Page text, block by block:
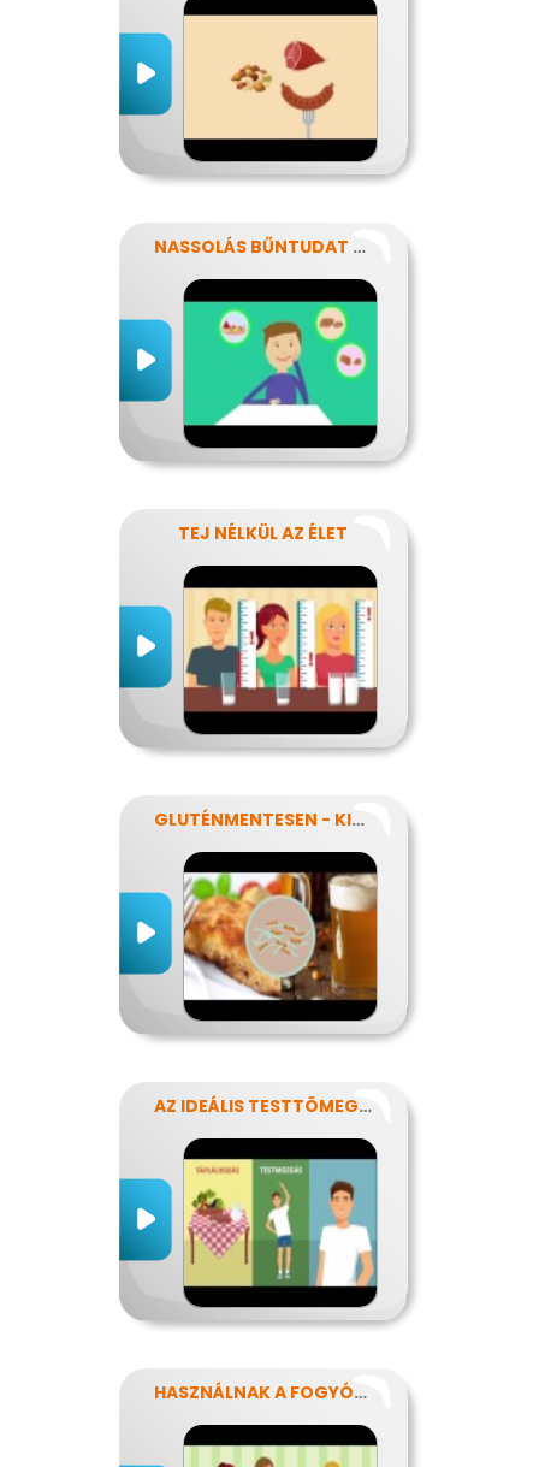
NASSOLÁS BŰNTUDAT NÉLKÜL
TEJ NÉLKÜL AZ ÉLET
GLUTÉNMENTESEN - KINEK IS?!
AZ IDEÁLIS TESTTÖMEG TITKAI
HASZNÁLNAK A FOGYÓKÚRÁK?